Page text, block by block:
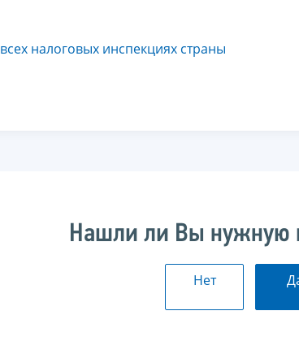
налоговых инспекциях страны
Нашли ли Вы нужную
Нет